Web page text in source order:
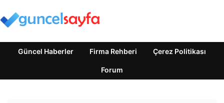
Güncel Haberler Firma Rehberi Çerez Politikası
Forum